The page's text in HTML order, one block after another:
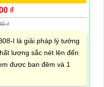
₫
₫
I là giải pháp lý tưởng
lượng sắc nét lên đến
được ban đêm và 1